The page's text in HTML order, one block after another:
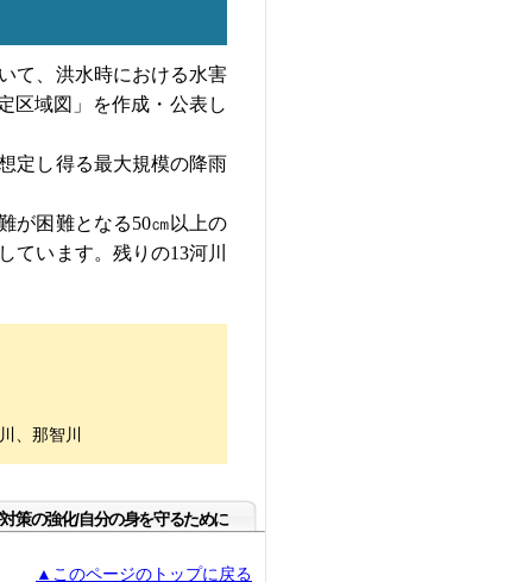
て、洪水時における水害
区域図」を作成・公表し
定し得る最大規模の降雨
が困難となる50㎝以上の
います。残りの13河川
、那智川
策の強化/自分の身を守るために
▲このページのトップに戻る